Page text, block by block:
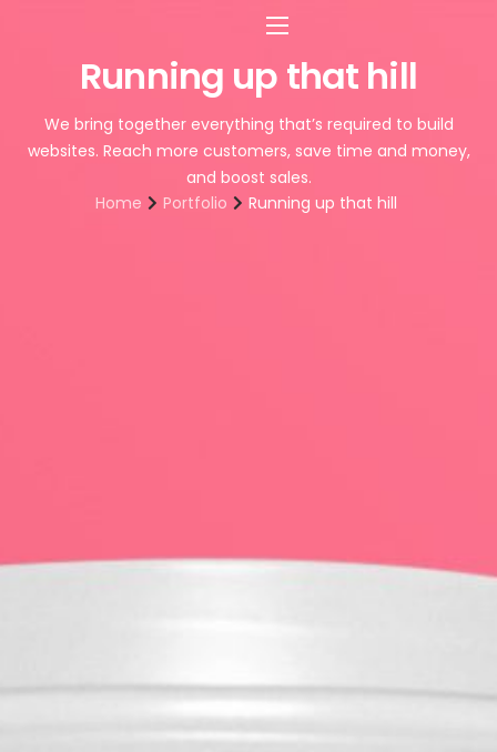
Soluções
Planos
Empresa
Running up that hill
We bring together everything that’s required to build
websites. Reach more customers, save time and money,
and boost sales.
Home
Portfolio Running up that hill